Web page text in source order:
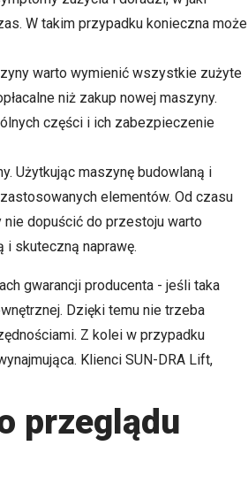
W takim przypadku konieczna może
warto wymienić wszystkie zużyte
niż zakup nowej maszyny.
części i ich zabezpieczenie
Użytkując maszynę budowlaną i
elementów. Od czasu
nie dopuścić do przestoju warto
i skuteczną naprawę.
gwarancji producenta - jeśli taka
Dzięki temu nie trzeba
Z kolei w przypadku
Klienci SUN-DRA Lift,
przeglądu